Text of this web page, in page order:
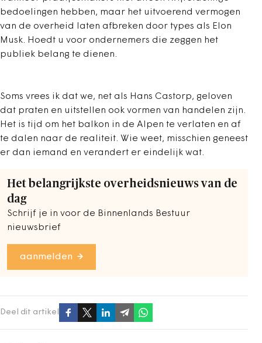
bedoelingen hebben, maar het uitvoerend vermogen
van de overheid laten afbreken door types als Elon
Musk. Hoedt u voor ondernemers die zeggen het
publiek belang te dienen.
Soms vrees ik dat we, net als Hans Castorp, geloven
dat praten en uitstellen ook vormen van handelen zijn.
Het is tijd om het balkon in de Alpen te verlaten en af
te dalen naar de realiteit. Wie weet, misschien geneest
er dan iemand en verandert er eindelijk wat.
Het belangrijkste overheidsnieuws van de
dag
Schrijf je in voor de Binnenlands Bestuur
nieuwsbrief
aanmelden
Deel dit artikel